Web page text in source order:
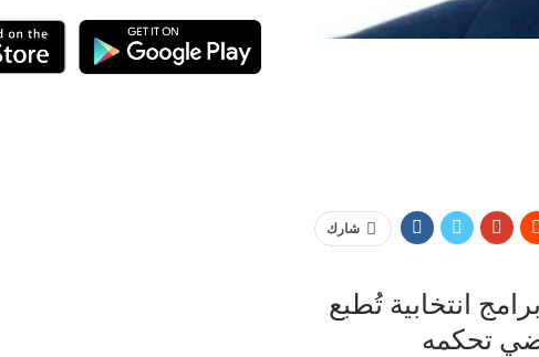
شارك
انتخابية تُطبع
تحكمه